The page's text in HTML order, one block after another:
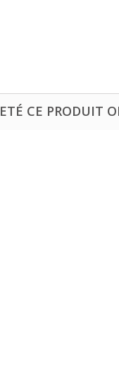
CE PRODUIT